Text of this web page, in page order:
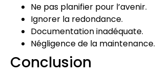
Ne pas planifier pour l’avenir.
Ignorer la redondance.
Documentation inadéquate.
Négligence de la maintenance.
Conclusion